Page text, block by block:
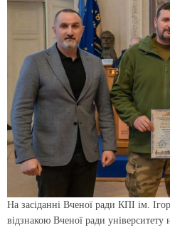
На засіданні Вченої ради КПІ ім.
відзнакою Вченої ради